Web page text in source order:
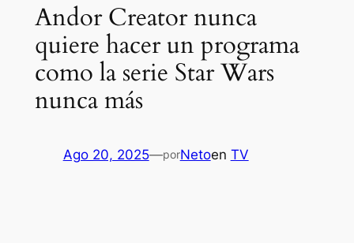
Andor Creator nunca
quiere hacer un programa
como la serie Star Wars
nunca más
Ago 20, 2025—porNetoen TV